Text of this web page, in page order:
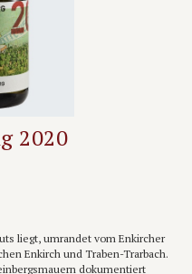
2020
liegt, umrandet vom Enkircher
Enkirch und Traben-Trarbach.
dokumentiert